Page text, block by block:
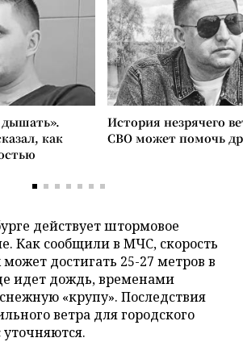
дышать».
как
История незрячего
СВО может помочь
действует штормовое
Как сообщили в МЧС, скорость
достигать 25-27 метров в
идет дождь, временами
«крупу». Последствия
ветра для городского